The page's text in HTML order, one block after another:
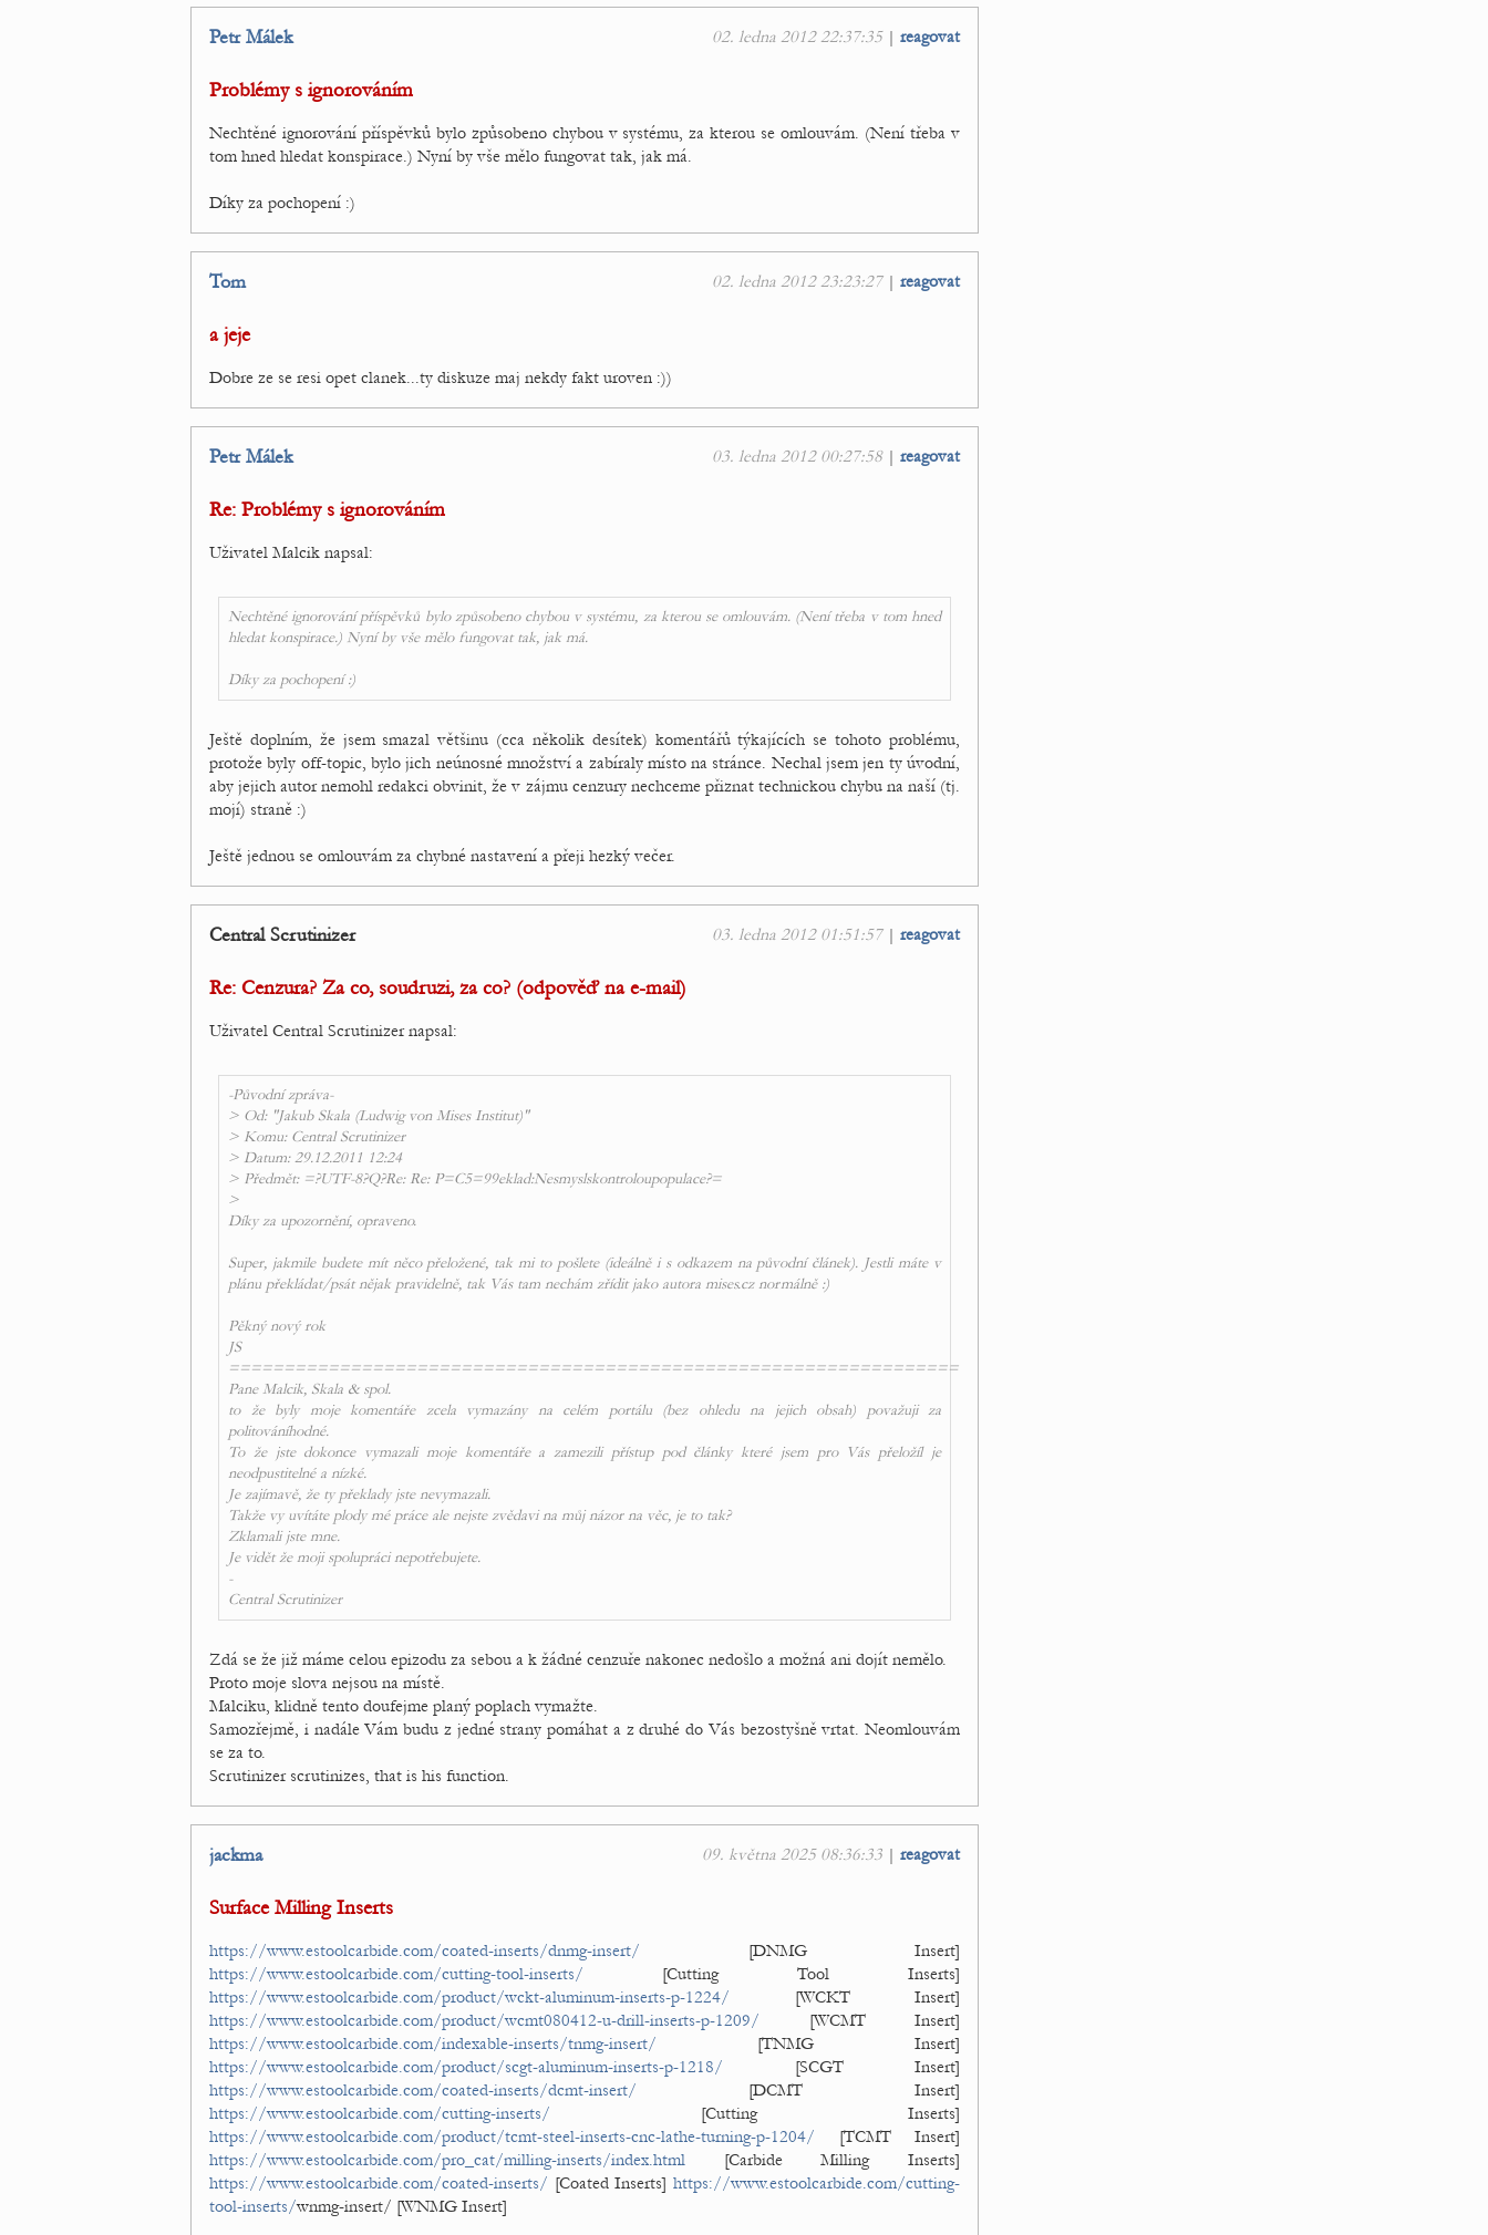
02. ledna 2012 22:37:35| reagovat
Petr Málek
Problémy s ignorováním
Nechtěné ignorování příspěvků bylo způsobeno chybou v systému, za kterou se omlouvám. (Není třeba v
tom hned hledat konspirace.) Nyní by vše mělo fungovat tak, jak má.
Díky za pochopení :)
02. ledna 2012 23:23:27| reagovat
Tom
a jeje
Dobre ze se resi opet clanek...ty diskuze maj nekdy fakt uroven :))
03. ledna 2012 00:27:58| reagovat
Petr Málek
Re: Problémy s ignorováním
Uživatel Malcik napsal:
Nechtěné ignorování příspěvků bylo způsobeno chybou v systému, za kterou se omlouvám. (Není třeba v tom hned
hledat konspirace.) Nyní by vše mělo fungovat tak, jak má.
Díky za pochopení :)
Ještě doplním, že jsem smazal většinu (cca několik desítek) komentářů týkajících se tohoto problému,
protože byly off-topic, bylo jich neúnosné množství a zabíraly místo na stránce. Nechal jsem jen ty úvodní,
aby jejich autor nemohl redakci obvinit, že v zájmu cenzury nechceme přiznat technickou chybu na naší (tj.
mojí) straně :)
Ještě jednou se omlouvám za chybné nastavení a přeji hezký večer.
03. ledna 2012 01:51:57| reagovat
Central Scrutinizer
Re: Cenzura? Za co, soudruzi, za co? (odpověď na e-mail)
Uživatel Central Scrutinizer napsal:
-Původní zpráva-
> Od: "Jakub Skala (Ludwig von Mises Institut)"
> Komu: Central Scrutinizer
> Datum: 29.12.2011 12:24
> Předmět: =?UTF-8?Q?Re: Re: P=C5=99eklad:Nesmyslskontroloupopulace?=
>
Díky za upozornění, opraveno.
Super, jakmile budete mít něco přeložené, tak mi to pošlete (ideálně i s odkazem na původní článek). Jestli máte v
plánu překládat/psát nějak pravidelně, tak Vás tam nechám zřídit jako autora mises.cz normálně :)
Pěkný nový rok
JS
==================================================================
Pane Malcik, Skala & spol.
to že byly moje komentáře zcela vymazány na celém portálu (bez ohledu na jejich obsah) považuji za
politováníhodné.
To že jste dokonce vymazali moje komentáře a zamezili přístup pod články které jsem pro Vás přeložíl je
neodpustitelné a nízké.
Je zajímavě, že ty překlady jste nevymazali.
Takže vy uvítáte plody mé práce ale nejste zvědavi na můj názor na věc, je to tak?
Zklamali jste mne.
Je vidět že moji spolupráci nepotřebujete.
-
Central Scrutinizer
Zdá se že již máme celou epizodu za sebou a k žádné cenzuře nakonec nedošlo a možná ani dojít nemělo.
Proto moje slova nejsou na místě.
Malciku, klidně tento doufejme planý poplach vymažte.
Samozřejmě, i nadále Vám budu z jedné strany pomáhat a z druhé do Vás bezostyšně vrtat. Neomlouvám
se za to.
Scrutinizer scrutinizes, that is his function.
09. května 2025 08:36:33 | reagovat
jackma
Surface Milling Inserts
https://www.estoolcarbide.com/coated-inserts/dnmg-insert/ [DNMG Insert]
https://www.estoolcarbide.com/cutting-tool-inserts/ [Cutting Tool Inserts]
https://www.estoolcarbide.com/product/wckt-aluminum-inserts-p-1224/ [WCKT Insert]
https://www.estoolcarbide.com/product/wcmt080412-u-drill-inserts-p-1209/ [WCMT Insert]
https://www.estoolcarbide.com/indexable-inserts/tnmg-insert/ [TNMG Insert]
https://www.estoolcarbide.com/product/scgt-aluminum-inserts-p-1218/ [SCGT Insert]
https://www.estoolcarbide.com/coated-inserts/dcmt-insert/ [DCMT Insert]
https://www.estoolcarbide.com/cutting-inserts/ [Cutting Inserts]
https://www.estoolcarbide.com/product/tcmt-steel-inserts-cnc-lathe-turning-p-1204/ [TCMT Insert]
https://www.estoolcarbide.com/pro_cat/milling-inserts/index.html [Carbide Milling Inserts]
https://www.estoolcarbide.com/coated-inserts/ [Coated Inserts] https://www.estoolcarbide.com/cutting-
tool-inserts/wnmg-insert/ [WNMG Insert]